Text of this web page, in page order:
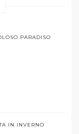
PARADISO
IN INVERNO